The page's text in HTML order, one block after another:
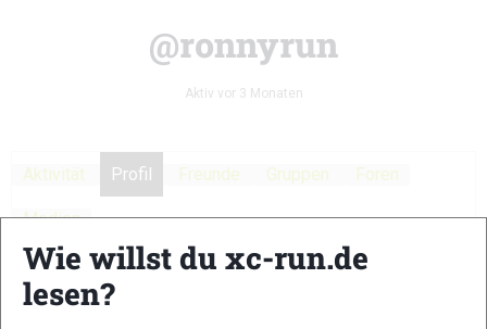
@ronnyrun
Aktiv vor 3 Monaten
Aktivität Profil Freunde Gruppen Foren
Medien
Anzeigen
Wie willst du xc-run.de
lesen?